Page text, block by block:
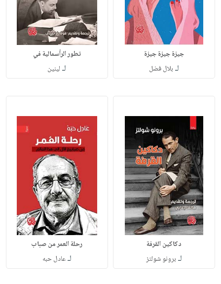
جيزة جيزة جيزة
لـ بلال فضل
تطور الرأسمالية في
لـ لينين
دكاكين القرفة
لـ برونو شولتز
رحلة العمر من صباب
لـعادل حبه